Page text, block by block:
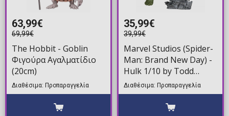
63,99€
69,99€
The Hobbit - Goblin
Φιγούρα Αγαλματίδιο
(20cm)
Διαθέσιμα: Προπαραγγελία
35,99€
39,99€
Marvel Studios (Spider-
Man: Brand New Day) -
Hulk 1/10 by Todd
McFarlane Φιγούρα
Αγαλματίδιο (18cm)
Διαθέσιμα: Προπαραγγελία